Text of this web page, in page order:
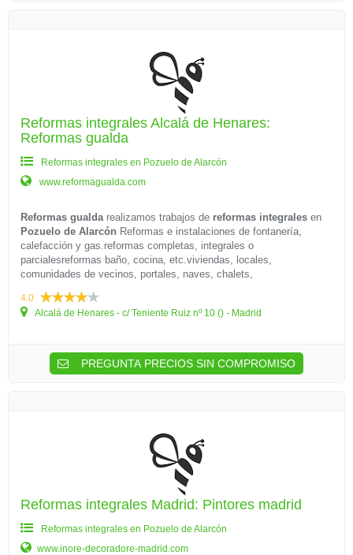
Reformas integrales Alcalá de Henares:
Reformas gualda
Reformas integrales en Pozuelo de Alarcón
www.reformagualda.com
Reformas gualdarealizamos trabajos de reformas integrales en
Pozuelo de Alarcón Reformas e instalaciones de fontanería,
calefacción y gas.reformas completas, integrales o
parcialesreformas baño, cocina, etc.viviendas, locales,
comunidades de vecinos, portales, naves, chalets,
4.0
Alcalá de Henares - c/ Teniente Ruiz nº 10 () - Madrid
PREGUNTA PRECIOS SIN COMPROMISO
Reformas integrales Madrid: Pintores madrid
Reformas integrales en Pozuelo de Alarcón
www.inore-decoradore-madrid.com